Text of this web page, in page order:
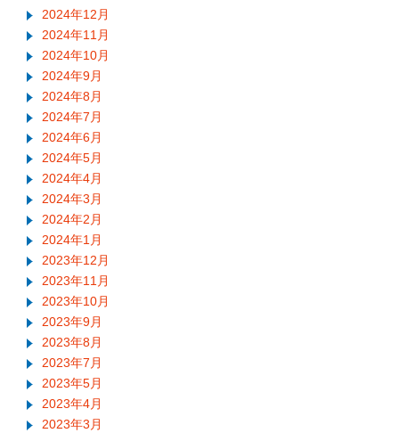
2024年12月
2024年11月
2024年10月
2024年9月
2024年8月
2024年7月
2024年6月
2024年5月
2024年4月
2024年3月
2024年2月
2024年1月
2023年12月
2023年11月
2023年10月
2023年9月
2023年8月
2023年7月
2023年5月
2023年4月
2023年3月